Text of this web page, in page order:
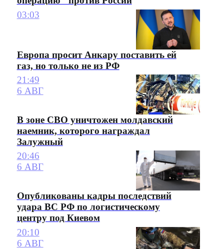
03:03
Европа просит Анкару поставить ей
газ, но только не из РФ
21:49
6 АВГ
В зоне СВО уничтожен молдавский
наемник, которого награждал
Залужный
20:46
6 АВГ
Опубликованы кадры последствий
удара ВС РФ по логистическому
центру под Киевом
20:10
6 АВГ